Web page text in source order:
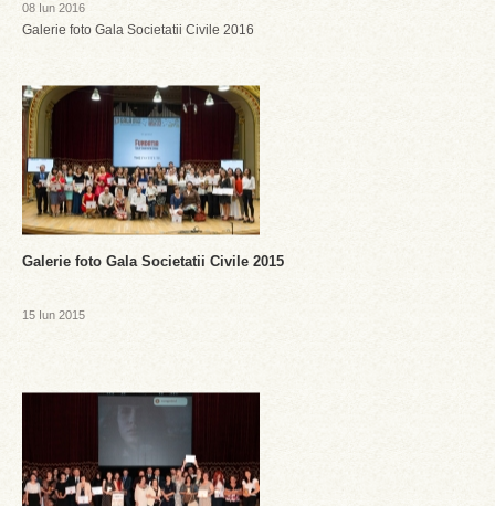
08 Iun 2016
Galerie foto Gala Societatii Civile 2016
Galerie foto Gala Societatii Civile 2015
15 Iun 2015